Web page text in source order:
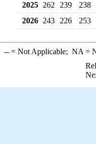
2025 262 239 238
2026 243 226 253
--= Not Applicable; NA =